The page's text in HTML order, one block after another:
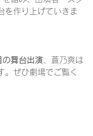
を作り上げていきま
の舞台出演、蒼乃爽は
。ぜひ劇場でご覧く